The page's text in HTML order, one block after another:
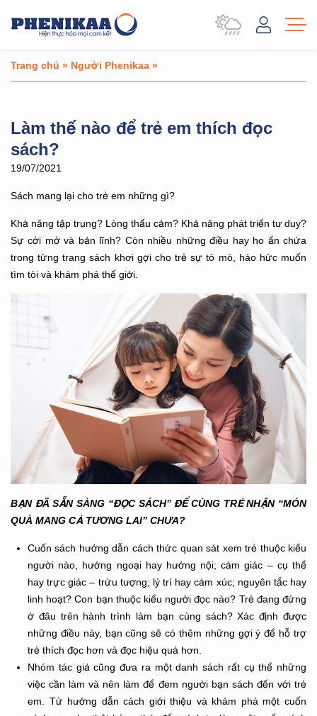
Trang chủ » Người Phenikaa »
Làm thế nào để trẻ em thích đọc
sách?
19/07/2021
Sách mang lại cho trẻ em những gì?
Khả năng tập trung? Lòng thấu cảm? Khả năng phát triển tư duy?
Sự cởi mở và bản lĩnh? Còn nhiều những điều hay ho ẩn chứa
trong từng trang sách khơi gợi cho trẻ sự tò mò, háo hức muốn
tìm tòi và khám phá thế giới.
BẠN ĐÃ SẴN SÀNG “ĐỌC SÁCH” ĐỂ CÙNG TRẺ NHẬN “MÓN
QUÀ MANG CẢ TƯƠNG LAI” CHƯA?
Cuốn sách hướng dẫn cách thức quan sát xem trẻ thuộc kiểu
người nào, hướng ngoại hay hướng nội; cảm giác – cụ thể
hay trực giác – trừu tượng; lý trí hay cảm xúc; nguyên tắc hay
linh hoạt? Con bạn thuộc kiểu người đọc nào? Trẻ đang đứng
ở đâu trên hành trình làm bạn cùng sách? Xác định được
những điều này, bạn cũng sẽ có thêm những gợi ý để hỗ trợ
trẻ thích đọc hơn và đọc hiệu quả hơn.
Nhóm tác giả cũng đưa ra một danh sách rất cụ thể những
việc cần làm và nên làm để đem người bạn sách đến với trẻ
em. Từ hướng dẫn cách giới thiệu và khám phá một cuốn